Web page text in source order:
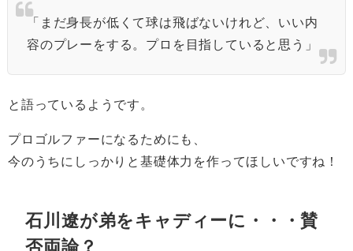
「まだ身長が低くて球は飛ばないけれど、いい内
容のプレーをする。プロを目指していると思う」
と語っているようです。
プロゴルファーになるためにも、
今のうちにしっかりと基礎体力を作ってほしいですね！
石川遼が弟をキャディーに・・・賛
否両論？